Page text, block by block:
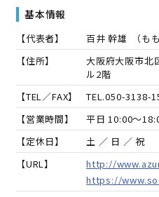
基本情報
【代表者】 百井 幹雄 （も
【住所】
大阪府大阪市北
ル2階
【TEL／FAX】
TEL.050-3138-
【営業時間】
平日 10:00～
【定休日】
土 ／ 日 ／ 祝
【URL】
http://
https://